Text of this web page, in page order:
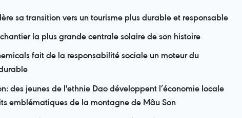
sa transition vers un tourisme plus durable et responsable
la plus grande centrale solaire de son histoire
fait de la responsabilité sociale un moteur du
des jeunes de l'ethnie Dao développent l’économie locale
emblématiques de la montagne de Mâu Son